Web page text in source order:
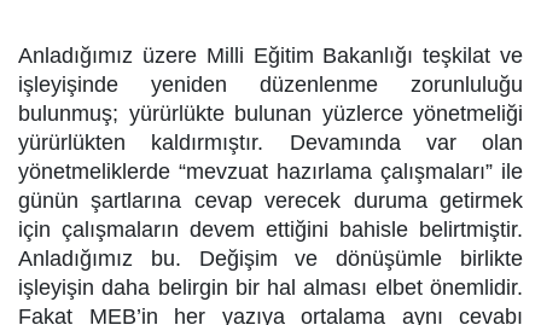
Anladığımız üzere Milli Eğitim Bakanlığı teşkilat ve
işleyişinde yeniden düzenlenme zorunluluğu
bulunmuş; yürürlükte bulunan yüzlerce yönetmeliği
yürürlükten kaldırmıştır. Devamında var olan
yönetmeliklerde “mevzuat hazırlama çalışmaları” ile
günün şartlarına cevap verecek duruma getirmek
için çalışmaların devem ettiğini bahisle belirtmiştir.
Anladığımız bu. Değişim ve dönüşümle birlikte
işleyişin daha belirgin bir hal alması elbet önemlidir.
Fakat MEB’in her yazıya ortalama aynı cevabı